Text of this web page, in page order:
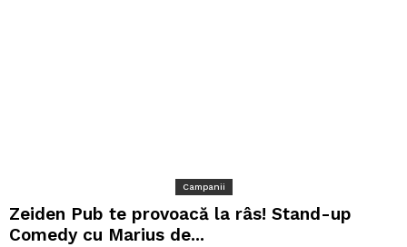
Campanii
Zeiden Pub te provoacă la râs! Stand-up
Comedy cu Marius de...